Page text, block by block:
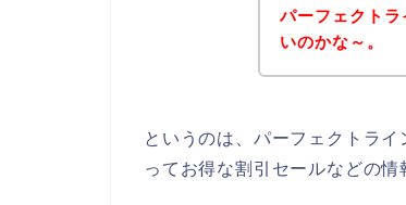
パーフェクト
いのかな～。
というのは、パーフェクトラ
ってお得な割引セールなどの情